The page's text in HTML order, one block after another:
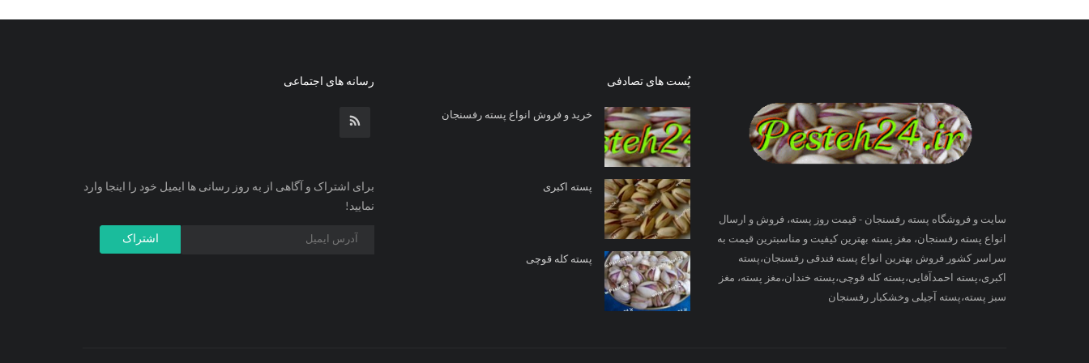
سایت و فروشگاه پسته رفسنجان - قیمت روز پسته، فروش و ارسال
انواع پسته رفسنجان، مغز پسته بهترین کیفیت و مناسبترین قیمت به
سراسر کشور فروش بهترین انواع پسته فندقی رفسنجان،پسته
اکبری،پسته احمدآقایی،پسته کله قوچی،پسته خندان،مغز پسته، مغز
سبز پسته،پسته آجیلی وخشکبار رفسنجان
پُست های تصادفی
خرید و فروش انواع پسته رفسنجان
پسته اکبری
پسته کله قوچی
رسانه های اجتماعی
برای اشتراک و آگاهی از به روز رسانی ها ایمیل خود را اینجا وارد
نمایید!
اشتراک